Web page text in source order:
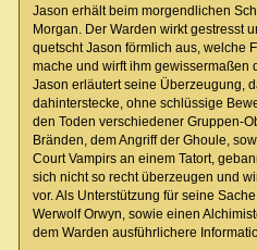
Jason erhält beim morgendlichen
Morgan. Der Warden wirkt gestresst
quetscht Jason förmlich aus, welche
mache und wirft ihm gewissermaßen
Jason erläutert seine Überzeugung,
dahinterstecke, ohne schlüssige
den Toden verschiedener Gruppen-
Bränden, dem Angriff der Ghoule,
Court Vampirs an einem Tatort,
sich nicht so recht überzeugen und
vor. Als Unterstützung für seine
Werwolf Orwyn, sowie einen
dem Warden ausführlichere